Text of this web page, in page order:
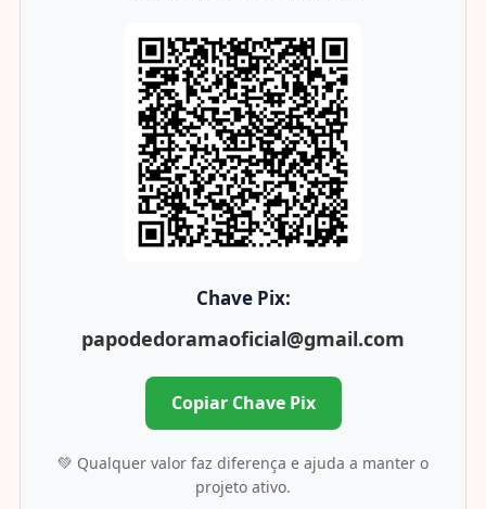
Chave Pix:
papodedoramaoficial@gmail.com
Copiar Chave Pix
💚 Qualquer valor faz diferença e ajuda a manter o
projeto ativo.